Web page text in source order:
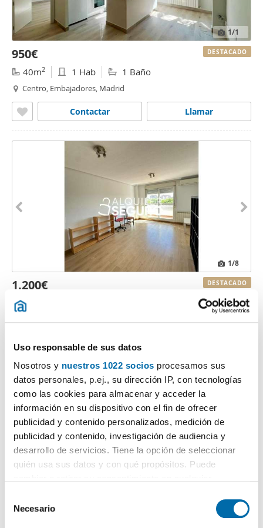
Uso responsable de sus datos
Nosotros y nuestros 1022 socios procesamos sus
datos personales, p.ej., su dirección IP, con tecnologías
como las cookies para almacenar y acceder la
información en su dispositivo con el fin de ofrecer
publicidad y contenido personalizados, medición de
publicidad y contenido, investigación de audiencia y
desarrollo de servicios. Tiene la opción de seleccionar
quién usa sus datos y con qué propósitos. Puede
el Menú de consentimiento.
Necesario
1/1
950€
40m2 1 Hab 1 Baño
Centro, Embajadores, Madrid
Llamar
Contactar
DESTACADO
1/8
1.200€
80m
Contactar
DESTACADO
3.500€ DESTACADO